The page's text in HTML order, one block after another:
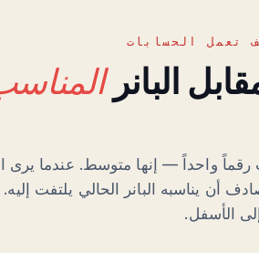
تعمل الحسابات
البانر
الظهور البالغة 1% ليست رقماً واحداً — إنها متوسط.
أن يناسبه البانر الحالي يلتفت
الأسفل.